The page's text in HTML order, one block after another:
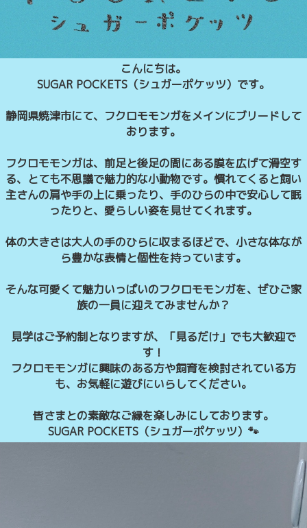
こんにちは。
SUGAR POCKETS（シュガーポケッツ）です。
静岡県焼津市にて、フクロモモンガをメインにブリードして
おります。
フクロモモンガは、前足と後足の間にある膜を広げて滑空す
る、とても不思議で魅力的な小動物です。慣れてくると飼い
主さんの肩や手の上に乗ったり、手のひらの中で安心して眠
ったりと、愛らしい姿を見せてくれます。
体の大きさは大人の手のひらに収まるほどで、小さな体なが
ら豊かな表情と個性を持っています。
そんな可愛くて魅力いっぱいのフクロモモンガを、ぜひご家
族の一員に迎えてみませんか？
見学はご予約制となりますが、「見るだけ」でも大歓迎で
す！
フクロモモンガに興味のある方や飼育を検討されている方
も、お気軽に遊びにいらしてください。
皆さまとの素敵なご縁を楽しみにしております。
SUGAR POCKETS（シュガーポケッツ）🐾